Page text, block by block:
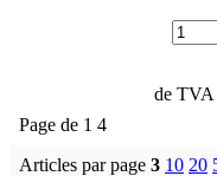
de TVA
Page de 1 4
Articles par page 3 10 20